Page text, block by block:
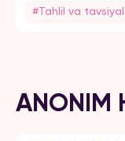
#Tahlil va
ANONIM